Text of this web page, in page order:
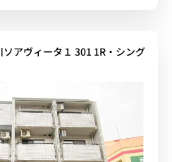
アヴィータ１ 301 1R・シング